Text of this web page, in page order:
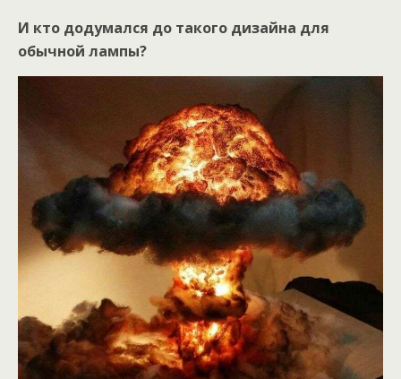
И кто додумался до такого дизайна для
обычной лампы?